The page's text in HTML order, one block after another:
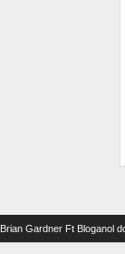
Brian Gardner Ft Bloganol